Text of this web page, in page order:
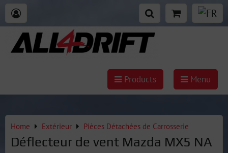
Products Menu
Home Extérieur Pièces Détachées de Carrosserie
Déflecteur de vent Mazda MX5 NA